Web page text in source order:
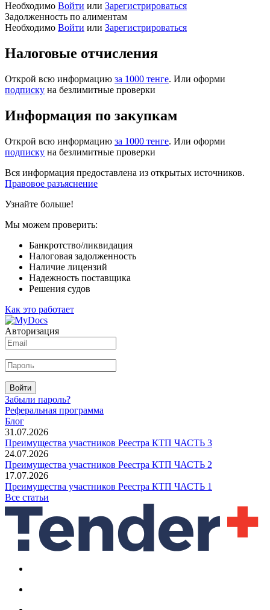
Необходимо Войти или Зарегистрироваться
Задолженность по алиментам
Необходимо Войти или Зарегистрироваться
Налоговые отчисления
Открой всю информацию за 1000 тенге. Или оформи
подписку на безлимитные проверки
Информация по закупкам
Открой всю информацию за 1000 тенге. Или оформи
подписку на безлимитные проверки
Вся информация предоставлена из открытых источников.
Правовое разъяснение
Узнайте больше!
Мы можем проверить:
Банкротство/ликвидация
Налоговая задолженность
Наличие лицензий
Надежность поставщика
Решения судов
Как это работает
Авторизация
Войти
Забыли пароль?
Реферальная программа
Блог
31.07.2026
Преимущества участников Реестра КТП ЧАСТЬ 3
24.07.2026
Преимущества участников Реестра КТП ЧАСТЬ 2
17.07.2026
Преимущества участников Реестра КТП ЧАСТЬ 1
Все статьи